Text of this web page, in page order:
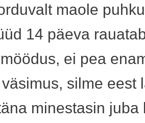
maole
14 päeva
ei pea
silme eest
minestasin juba